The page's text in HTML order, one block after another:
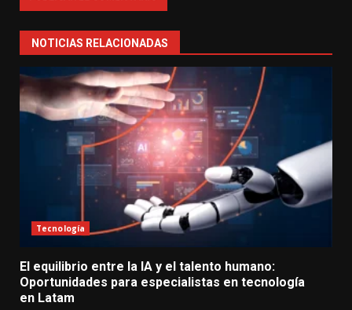
NOTICIAS RELACIONADAS
Tecnología
El equilibrio entre la IA y el talento humano:
Oportunidades para especialistas en tecnología
en Latam